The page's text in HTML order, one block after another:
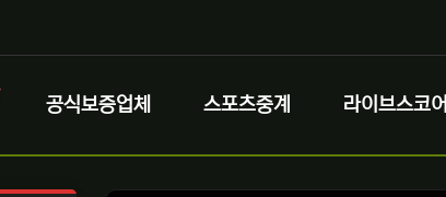
공식보증업체 스포츠중계 라이브스코어